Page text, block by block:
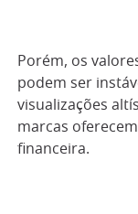
Porém, os
podem ser
visualizações
marcas
financeira.